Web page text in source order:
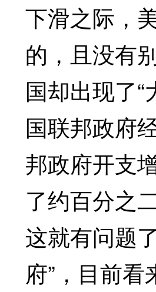
下滑之际，
的，且没有
国却出现了
国联邦政府
邦政府开支
了约百分之
这就有问题
府”，目前